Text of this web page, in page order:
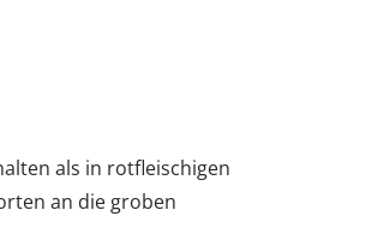
als in rotfleischigen
an die groben